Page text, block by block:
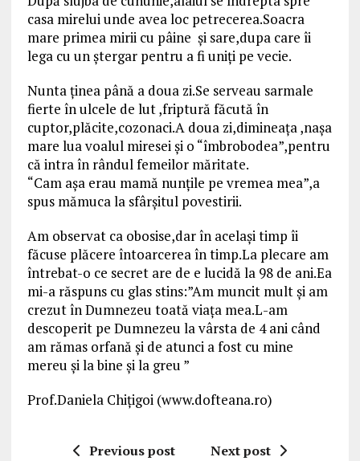
casa mirelui unde avea loc petrecerea.Soacra
mare primea mirii cu pâine şi sare,dupa care îi
lega cu un ştergar pentru a fi uniţi pe vecie.
Nunta ţinea până a doua zi.Se serveau sarmale
fierte în ulcele de lut ,friptură făcută în
cuptor,plăcite,cozonaci.A doua zi,dimineaţa ,naşa
mare lua voalul miresei şi o “îmbrobodea”,pentru
că intra în rândul femeilor măritate.
“Cam aşa erau mamă nunţile pe vremea mea”,a
spus mămuca la sfârşitul povestirii.
Am observat ca obosise,dar în acelaşi timp îi
făcuse plăcere întoarcerea în timp.La plecare am
întrebat-o ce secret are de e lucidă la 98 de ani.Ea
mi-a răspuns cu glas stins:”Am muncit mult şi am
crezut în Dumnezeu toată viaţa mea.L-am
descoperit pe Dumnezeu la vârsta de 4 ani când
am rămas orfană şi de atunci a fost cu mine
mereu şi la bine şi la greu ”
Prof.Daniela Chiţigoi (www.dofteana.ro)
Previous post Next post